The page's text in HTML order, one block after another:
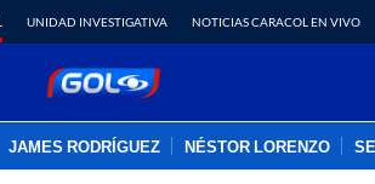
UNIDAD INVESTIGATIVA NOTICIAS CARACOL EN VIVO
JAMES RODRÍGUEZ NÉSTOR LORENZO